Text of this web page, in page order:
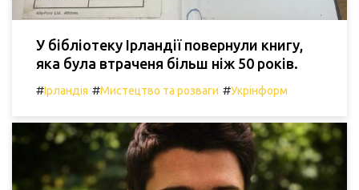
У бібліотеку Ірландії повернули книгу,
яка була втраченя більш ніж 50 років.
#Ірландія #Мистецтво та розваги #Укрінформ